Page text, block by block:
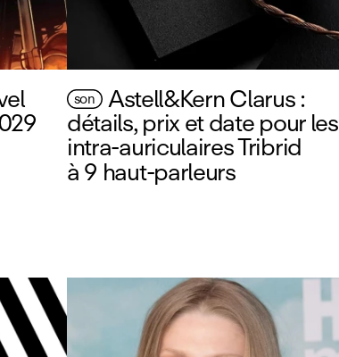
son Astell&Kern Clarus :
détails, prix et date pour les
intra‑auriculaires Tribrid
à 9 haut‑parleurs